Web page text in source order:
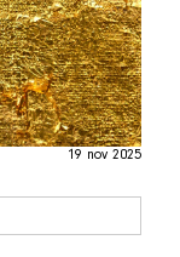
19 nov 2025